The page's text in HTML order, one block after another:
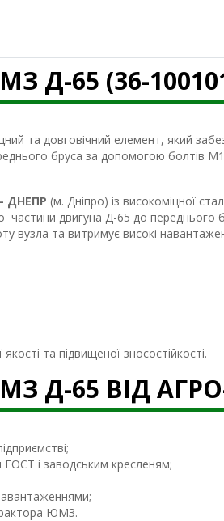
Д-65 (36-
та довговічний елемент, який
бруса за допомогою болтів
ДНЕПР (м. Дніпро) із високоміцної
частини двигуна Д-65 до
вузла та витримує високі
та підвищеної зносостійкості.
Д-65 ВІД
ГОСТ і заводським кресленям;
трактора ЮМЗ.